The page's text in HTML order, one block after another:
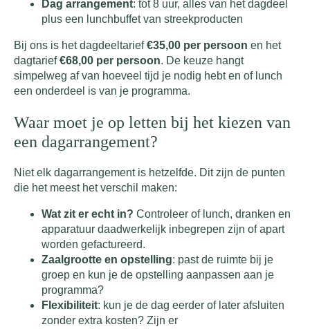
Dag arrangement: tot 8 uur, alles van het dagdeel
plus een lunchbuffet van streekproducten
Bij ons is het dagdeeltarief€35,00 per persoon en het
dagtarief€68,00 per persoon. De keuze hangt
simpelweg af van hoeveel tijd je nodig hebt en of lunch
een onderdeel is van je programma.
Waar moet je op letten bij het kiezen van
een dagarrangement?
Niet elk dagarrangement is hetzelfde. Dit zijn de punten
die het meest het verschil maken:
Wat zit er echt in? Controleer of lunch, dranken en
apparatuur daadwerkelijk inbegrepen zijn of apart
worden gefactureerd.
Zaalgrootte en opstelling: past de ruimte bij je
groep en kun je de opstelling aanpassen aan je
programma?
Flexibiliteit: kun je de dag eerder of later afsluiten
zonder extra kosten? Zijn er